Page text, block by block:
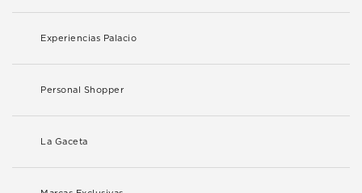
Experiencias Palacio
Personal Shopper
La Gaceta